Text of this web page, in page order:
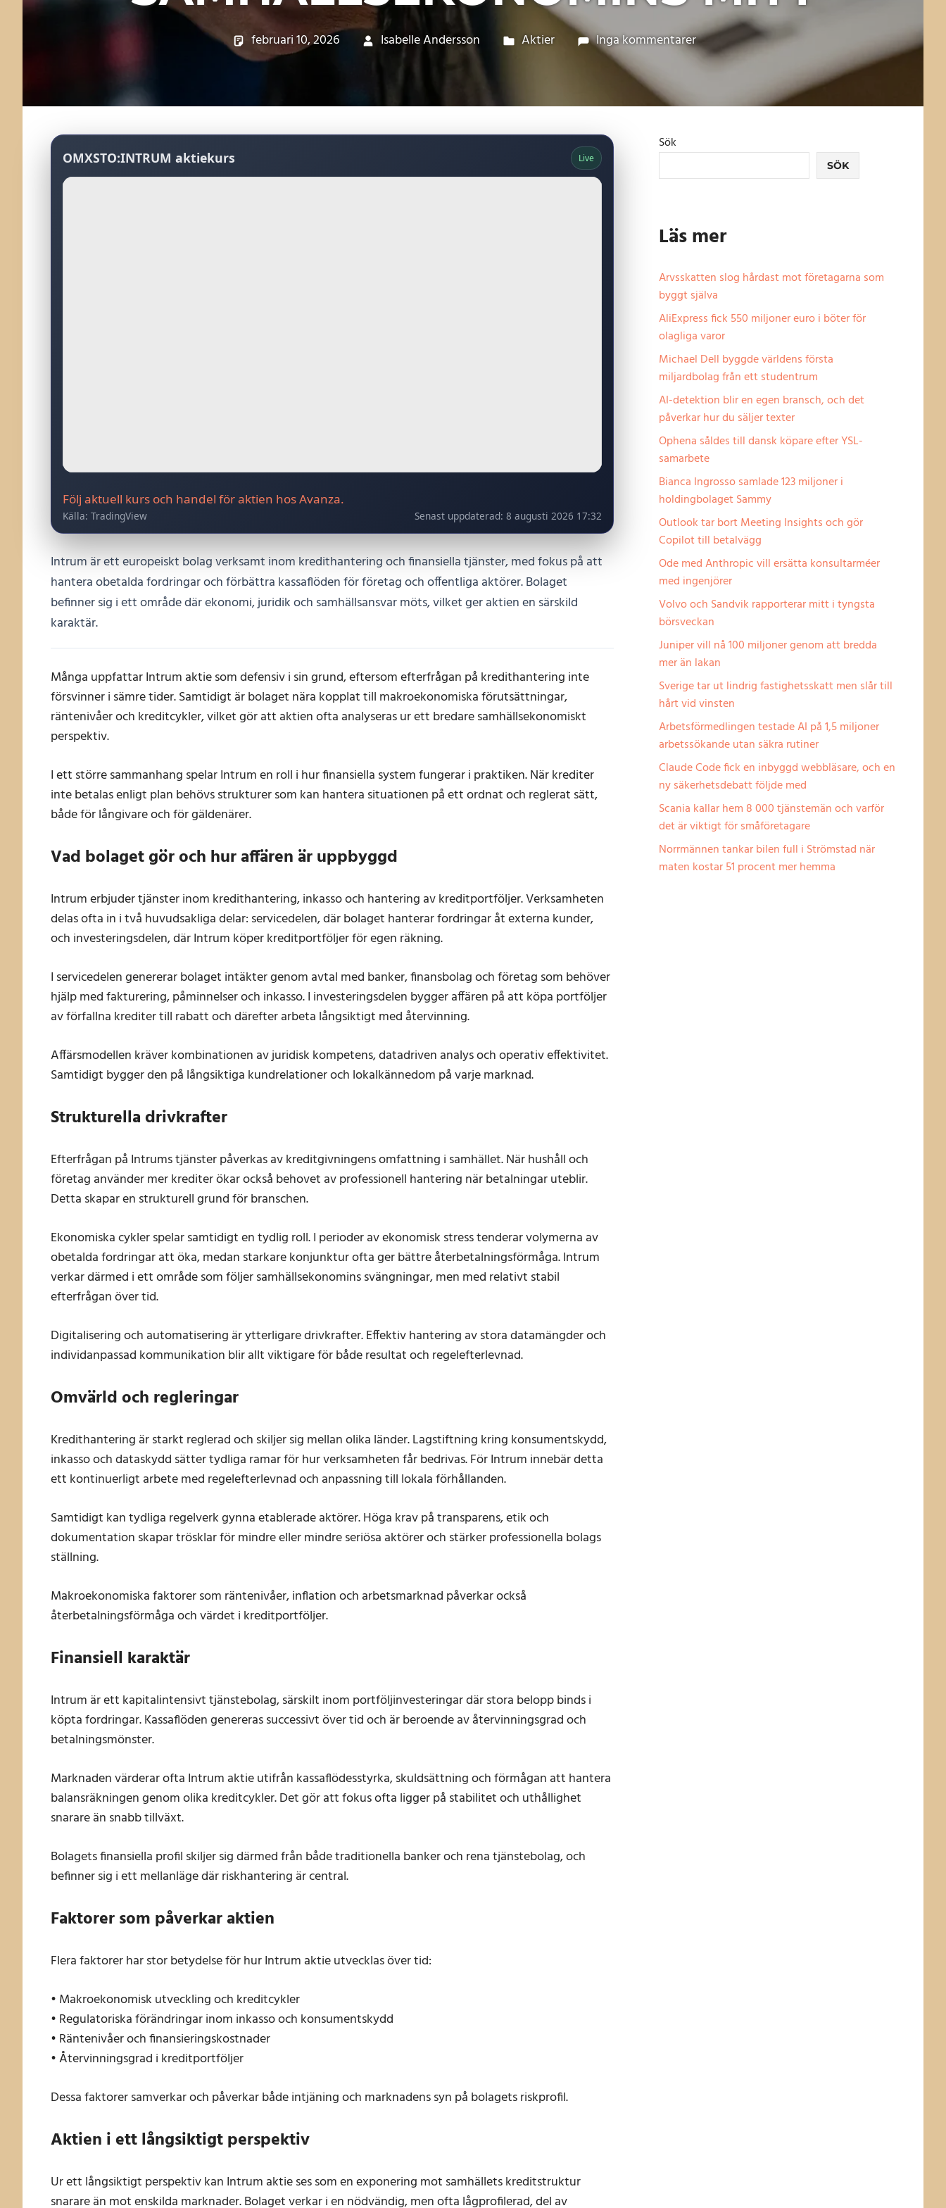
februari 10, 2026 Isabelle Andersson Aktier Inga kommentarer
OMXSTO:INTRUM aktiekurs Live
Följ aktuell kurs och handel för aktien hos Avanza.
Källa: TradingView Senast uppdaterad: 8 augusti 2026 17:32
Intrum är ett europeiskt bolag verksamt inom kredithantering och finansiella tjänster, med fokus på att
hantera obetalda fordringar och förbättra kassaflöden för företag och offentliga aktörer. Bolaget
befinner sig i ett område där ekonomi, juridik och samhällsansvar möts, vilket ger aktien en särskild
karaktär.
Många uppfattar Intrum aktie som defensiv i sin grund, eftersom efterfrågan på kredithantering inte
försvinner i sämre tider. Samtidigt är bolaget nära kopplat till makroekonomiska förutsättningar,
räntenivåer och kreditcykler, vilket gör att aktien ofta analyseras ur ett bredare samhällsekonomiskt
perspektiv.
I ett större sammanhang spelar Intrum en roll i hur finansiella system fungerar i praktiken. När krediter
inte betalas enligt plan behövs strukturer som kan hantera situationen på ett ordnat och reglerat sätt,
både för långivare och för gäldenärer.
Vad bolaget gör och hur affären är uppbyggd
Intrum erbjuder tjänster inom kredithantering, inkasso och hantering av kreditportföljer. Verksamheten
delas ofta in i två huvudsakliga delar: servicedelen, där bolaget hanterar fordringar åt externa kunder,
och investeringsdelen, där Intrum köper kreditportföljer för egen räkning.
I servicedelen genererar bolaget intäkter genom avtal med banker, finansbolag och företag som behöver
hjälp med fakturering, påminnelser och inkasso. I investeringsdelen bygger affären på att köpa portföljer
av förfallna krediter till rabatt och därefter arbeta långsiktigt med återvinning.
Affärsmodellen kräver kombinationen av juridisk kompetens, datadriven analys och operativ effektivitet.
Samtidigt bygger den på långsiktiga kundrelationer och lokalkännedom på varje marknad.
Strukturella drivkrafter
Efterfrågan på Intrums tjänster påverkas av kreditgivningens omfattning i samhället. När hushåll och
företag använder mer krediter ökar också behovet av professionell hantering när betalningar uteblir.
Detta skapar en strukturell grund för branschen.
Ekonomiska cykler spelar samtidigt en tydlig roll. I perioder av ekonomisk stress tenderar volymerna av
obetalda fordringar att öka, medan starkare konjunktur ofta ger bättre återbetalningsförmåga. Intrum
verkar därmed i ett område som följer samhällsekonomins svängningar, men med relativt stabil
efterfrågan över tid.
Digitalisering och automatisering är ytterligare drivkrafter. Effektiv hantering av stora datamängder och
individanpassad kommunikation blir allt viktigare för både resultat och regelefterlevnad.
Omvärld och regleringar
Kredithantering är starkt reglerad och skiljer sig mellan olika länder. Lagstiftning kring konsumentskydd,
inkasso och dataskydd sätter tydliga ramar för hur verksamheten får bedrivas. För Intrum innebär detta
ett kontinuerligt arbete med regelefterlevnad och anpassning till lokala förhållanden.
Samtidigt kan tydliga regelverk gynna etablerade aktörer. Höga krav på transparens, etik och
dokumentation skapar trösklar för mindre eller mindre seriösa aktörer och stärker professionella bolags
ställning.
Makroekonomiska faktorer som räntenivåer, inflation och arbetsmarknad påverkar också
återbetalningsförmåga och värdet i kreditportföljer.
Finansiell karaktär
Intrum är ett kapitalintensivt tjänstebolag, särskilt inom portföljinvesteringar där stora belopp binds i
köpta fordringar. Kassaflöden genereras successivt över tid och är beroende av återvinningsgrad och
betalningsmönster.
Marknaden värderar ofta Intrum aktie utifrån kassaflödesstyrka, skuldsättning och förmågan att hantera
balansräkningen genom olika kreditcykler. Det gör att fokus ofta ligger på stabilitet och uthållighet
snarare än snabb tillväxt.
Bolagets finansiella profil skiljer sig därmed från både traditionella banker och rena tjänstebolag, och
befinner sig i ett mellanläge där riskhantering är central.
Faktorer som påverkar aktien
Flera faktorer har stor betydelse för hur Intrum aktie utvecklas över tid:
• Makroekonomisk utveckling och kreditcykler
• Regulatoriska förändringar inom inkasso och konsumentskydd
• Räntenivåer och finansieringskostnader
• Återvinningsgrad i kreditportföljer
Dessa faktorer samverkar och påverkar både intjäning och marknadens syn på bolagets riskprofil.
Aktien i ett långsiktigt perspektiv
Ur ett långsiktigt perspektiv kan Intrum aktie ses som en exponering mot samhällets kreditstruktur
snarare än mot enskilda marknader. Bolaget verkar i en nödvändig, men ofta lågprofilerad, del av
Sök
SÖK
Läs mer
Arvsskatten slog hårdast mot företagarna som
byggt själva
AliExpress fick 550 miljoner euro i böter för
olagliga varor
Michael Dell byggde världens första
miljardbolag från ett studentrum
AI-detektion blir en egen bransch, och det
påverkar hur du säljer texter
Ophena såldes till dansk köpare efter YSL-
samarbete
Bianca Ingrosso samlade 123 miljoner i
holdingbolaget Sammy
Outlook tar bort Meeting Insights och gör
Copilot till betalvägg
Ode med Anthropic vill ersätta konsultarméer
med ingenjörer
Volvo och Sandvik rapporterar mitt i tyngsta
börsveckan
Juniper vill nå 100 miljoner genom att bredda
mer än lakan
Sverige tar ut lindrig fastighetsskatt men slår till
hårt vid vinsten
Arbetsförmedlingen testade AI på 1,5 miljoner
arbetssökande utan säkra rutiner
Claude Code fick en inbyggd webbläsare, och en
ny säkerhetsdebatt följde med
Scania kallar hem 8 000 tjänstemän och varför
det är viktigt för småföretagare
Norrmännen tankar bilen full i Strömstad när
maten kostar 51 procent mer hemma